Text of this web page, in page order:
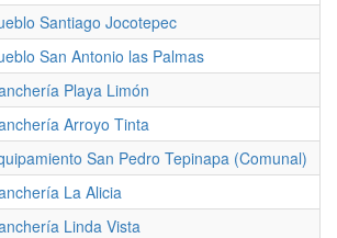
Santiago Jocotepec
San Antonio las Palmas
Playa Limón
Arroyo Tinta
San Pedro Tepinapa (Comunal)
La Alicia
Linda Vista